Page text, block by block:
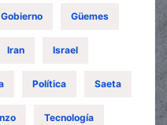
Gobierno Güemes
Iran Israel
Política Saeta
Tecnología